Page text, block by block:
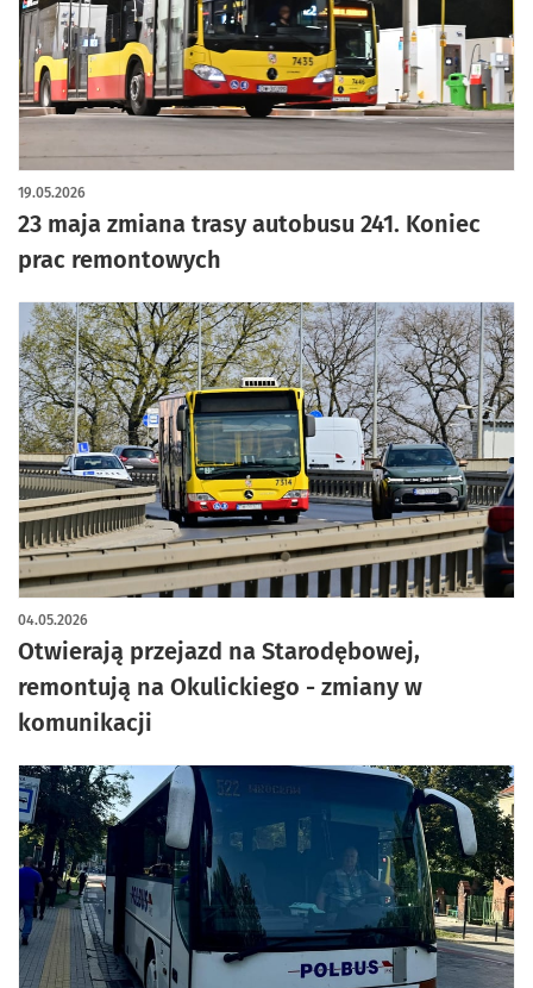
23 maja zmiana trasy autobusu 241. Koniec
prac remontowych
19.05.2026
Otwierają przejazd na Starodębowej,
remontują na Okulickiego - zmiany w
komunikacji
04.05.2026